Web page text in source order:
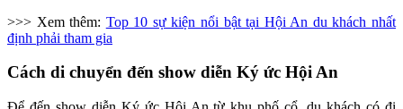
>>> Xem thêm: Top 10 sự kiện nổi bật tại Hội An du khách nhất
định phải tham gia
Cách di chuyển đến show diễn Ký ức Hội An